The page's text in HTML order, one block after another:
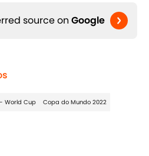
source on Google
World Cup Copa do Mundo 2022